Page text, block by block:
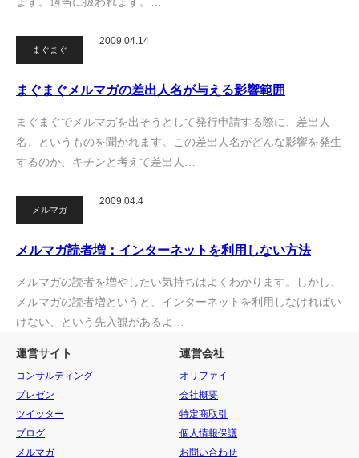
まぐまぐ
2009.04.14
まぐまぐメルマガの差出人名が与える影響範囲
まぐまぐでメルマガを出そうとして発行申請する際に、差出人
名、というものを聞かれます。この差出人名がどんな影響を発生
するのか、キチンと考えて差出人…
メルマガ
2009.04.4
メルマガ読者増：インターネットを利用しない方法
メルマガの読者を増やしたい気持ちはよくわかります。しかし、
メルマガの読者増というと、インターネットを利用しなければい
けない、という先入観があるよ…
運営サイト
コンサルティング
プレゼン
ツイッター
ブログ
メルマガ
運営会社
オリファイ
会社概要
特定商取引
個人情報保護
お問い合わせ